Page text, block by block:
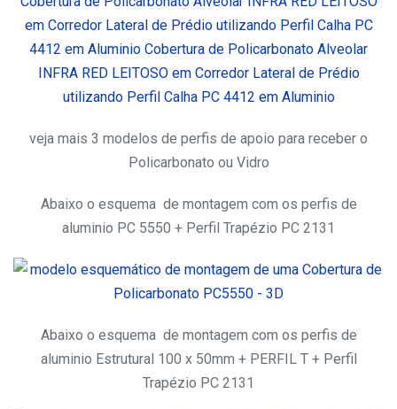
veja mais 3 modelos de perfis de apoio para receber o
Policarbonato ou Vidro
Abaixo o esquema de montagem com os perfis de
aluminio PC 5550 + Perfil Trapézio PC 2131
Abaixo o esquema de montagem com os perfis de
aluminio Estrutural 100 x 50mm + PERFIL T + Perfil
Trapézio PC 2131